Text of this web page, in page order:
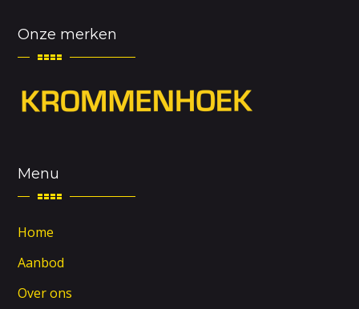
Onze merken
Menu
Home
Aanbod
Over ons